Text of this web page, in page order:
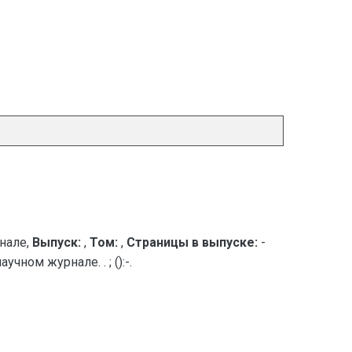
Выпуск: , Том: , Страницы в выпуске: -
журнале. . ; ():-.